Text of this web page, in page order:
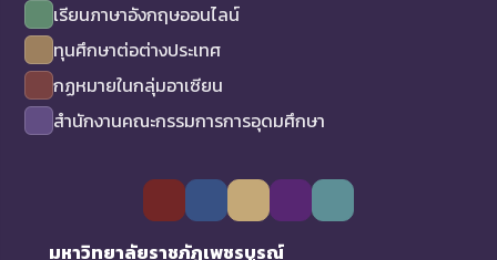
เรียนภาษาอังกฤษออนไลน์
ทุนศึกษาต่อต่างประเทศ
กฏหมายในกลุ่มอาเซียน
สำนักงานคณะกรรมการการอุดมศึกษา
มหาวิทยาลัยราชภัฏเพชรบูรณ์